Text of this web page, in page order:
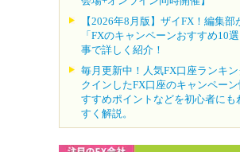
【2026年8月版】ザイFX！編集部
「FXのキャンペーンおすすめ10
事で詳しく紹介！
毎月更新中！人気FX口座ランキ
クインしたFX口座のキャンペー
すすめポイントなどを初心者にも
すく解説。